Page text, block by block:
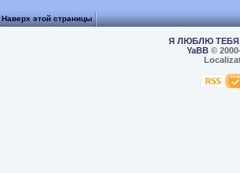
Наверх этой страницы
Я ЛЮБЛЮ
YaBB©